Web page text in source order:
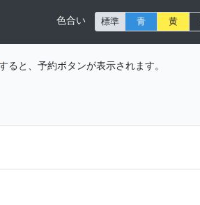
色合い 標準 青 黄
ると、予約ボタンが表示されます。